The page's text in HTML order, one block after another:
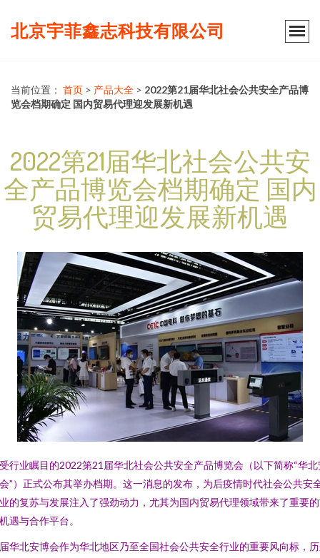
北京宇菲鑫志科技有限公司
当前位置： 首页 > 产品大全 > 2022第21届华北社会公共安全产品博
览会档期确定 国内贸易代理迎发展新机遇
2022第21届华北社会公共安
全产品博览会档期确定 国内
贸易代理迎发展新机遇
行业瞩目的2022第21届华北社会公共安全产品博览会（以下简称“华北
”）正式公布其举办档期。这一消息的发布，为后疫情时代社会公共安
的复苏与发展注入了强劲动力，尤其为国内贸易代理领域带来了重要
遇与合作平台。
华北安博会作为华北地区乃至全国社会公共安全行业的重要风向标，